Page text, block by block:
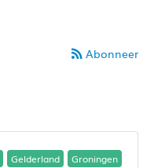
Abonneer
Gelderland
Groningen